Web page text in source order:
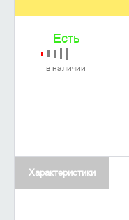
Есть
в наличии
Характеристики